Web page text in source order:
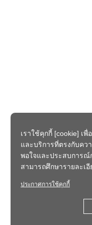
เราใช้คุกกี้ [cookie] เ
และบริการที่ตรงกับคว
พอใจและประสบการ
สามารถศึกษารายละเ
ประกาศการใช้คุกกี้